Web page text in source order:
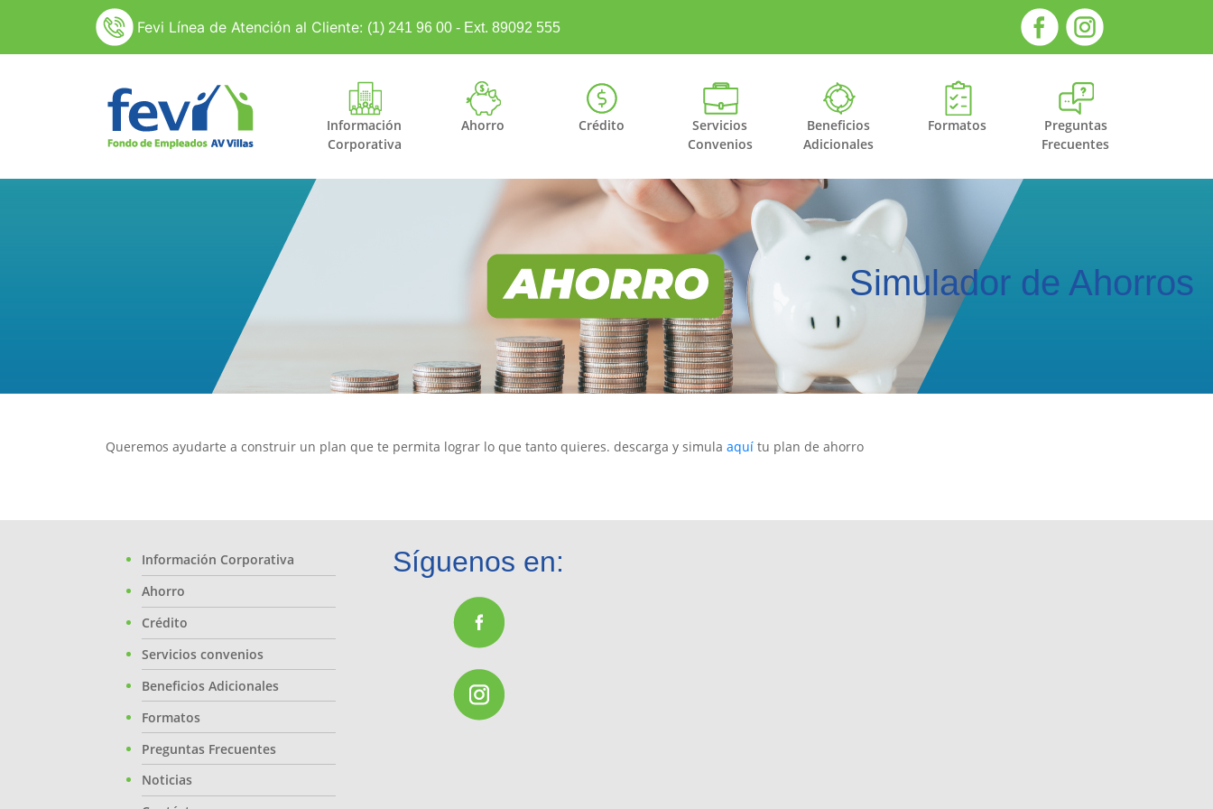
Fevi Línea de Atención al Cliente: (1) 241 96 00 - Ext. 89092 555
Información
Corporativa
Ahorro Crédito
Servicios
Convenios
Beneficios
Adicionales
Formatos
Preguntas
Frecuentes
Simulador de Ahorros
Queremos ayudarte a construir un plan que te permita lograr lo que tanto quieres. descarga y simula aquí tu plan de ahorro
Información Corporativa
Ahorro
Crédito
Servicios convenios
Beneficios Adicionales
Formatos
Preguntas Frecuentes
Noticias
Síguenos en: